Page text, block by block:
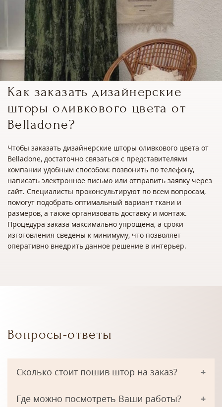
Как заказать дизайнерские
шторы оливкового цвета от
Belladone?
Чтобы заказать дизайнерские шторы оливкового цвета от
Belladone, достаточно связаться с представителями
компании удобным способом: позвонить по телефону,
написать электронное письмо или отправить заявку через
сайт. Специалисты проконсультируют по всем вопросам,
помогут подобрать оптимальный вариант ткани и
размеров, а также организовать доставку и монтаж.
Процедура заказа максимально упрощена, а сроки
изготовления сведены к минимуму, что позволяет
оперативно внедрить данное решение в интерьер.
Вопросы-ответы
Сколько стоит пошив штор на заказ?
Где можно посмотреть Ваши работы?